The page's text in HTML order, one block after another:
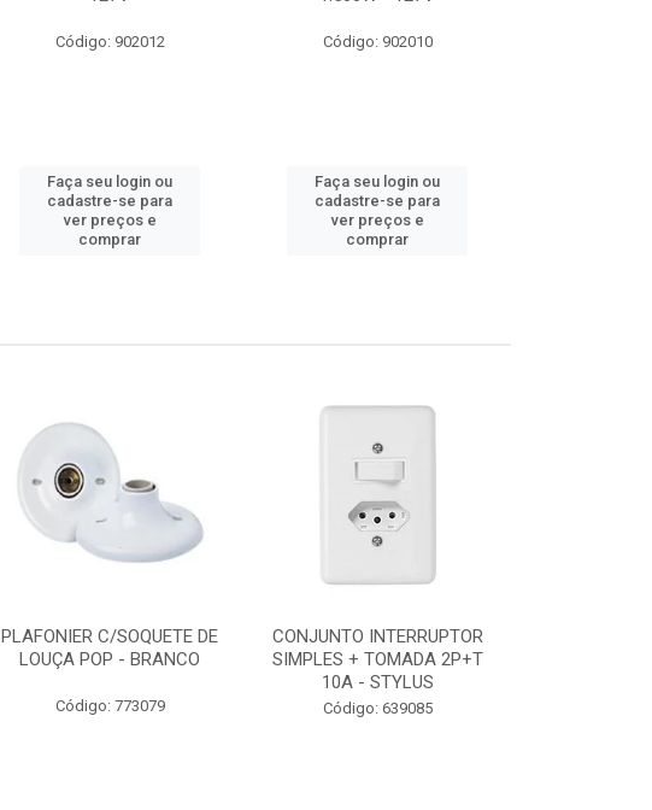
Código: 902012
Faça seu login ou
cadastre-se para
ver preços e
comprar
Código: 902010
Faça seu login ou
cadastre-se para
ver preços e
comprar
PLAFONIER C/SOQUETE DE
LOUÇA POP - BRANCO
Código: 773079
CONJUNTO INTERRUPTOR
SIMPLES + TOMADA 2P+T
10A - STYLUS
Código: 639085